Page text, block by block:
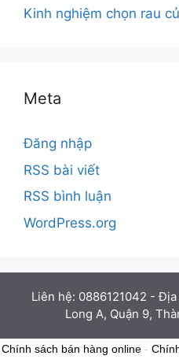
Kinh nghiệm chọn rau củ
Meta
Đăng nhập
RSS bài viết
RSS bình luận
WordPress.org
Liên hệ: 0886121042 -
Long A, Quận 9,
Chính sách bán hàng online -